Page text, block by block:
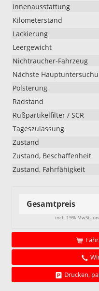
Innenausstattung
Kilometerstand
Lackierung
Leergewicht
Nichtraucher-Fahrzeug
Nächste
Polsterung
Radstand
Rußpartikelfilter / SCR
Tageszulassung
Zustand
Zustand, Beschaffenheit
Zustand, Fahrfähigkeit
Gesamtpreis
incl. 19% MwSt.
Drucken,